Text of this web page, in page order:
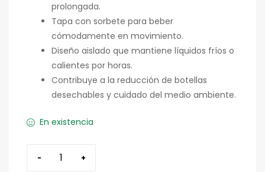
prolongada.
Tapa con sorbete para beber
cómodamente en movimiento.
Diseño aislado que mantiene líquidos fríos o
calientes por horas.
Contribuye a la reducción de botellas
desechables y cuidado del medio ambiente.
En existencia
- +